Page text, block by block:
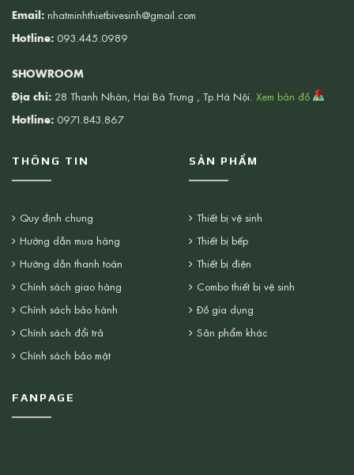
Email: nhatminhthietbivesinh@gmail.com
Hotline: 093.445.0989
SHOWROOM
Địa chỉ: 28 Thanh Nhàn, Hai Bà Trưng , Tp.Hà Nội. Xem bản đồ
Hotline: 0971.843.867
THÔNG TIN
Quy định chung
Hướng dẫn mua hàng
Hướng dẫn thanh toán
Chính sách giao hàng
Chính sách bảo hành
Chính sách đổi trả
Chính sách bảo mật
SẢN PHẨM
Thiết bị vệ sinh
Thiết bị bếp
Thiết bị điện
Combo thiết bị vệ sinh
Đồ gia dụng
Sản phẩm khác
FANPAGE